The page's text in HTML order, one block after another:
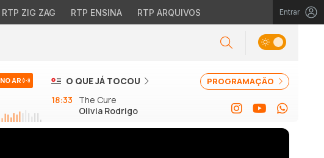
RTP ZIG ZAG RTP ENSINA RTP ARQUIVOS Entrar
NO AR PROGRAMAÇÃO
O QUE JÁ TOCOU
18:33
The Cure
Olivia Rodrigo